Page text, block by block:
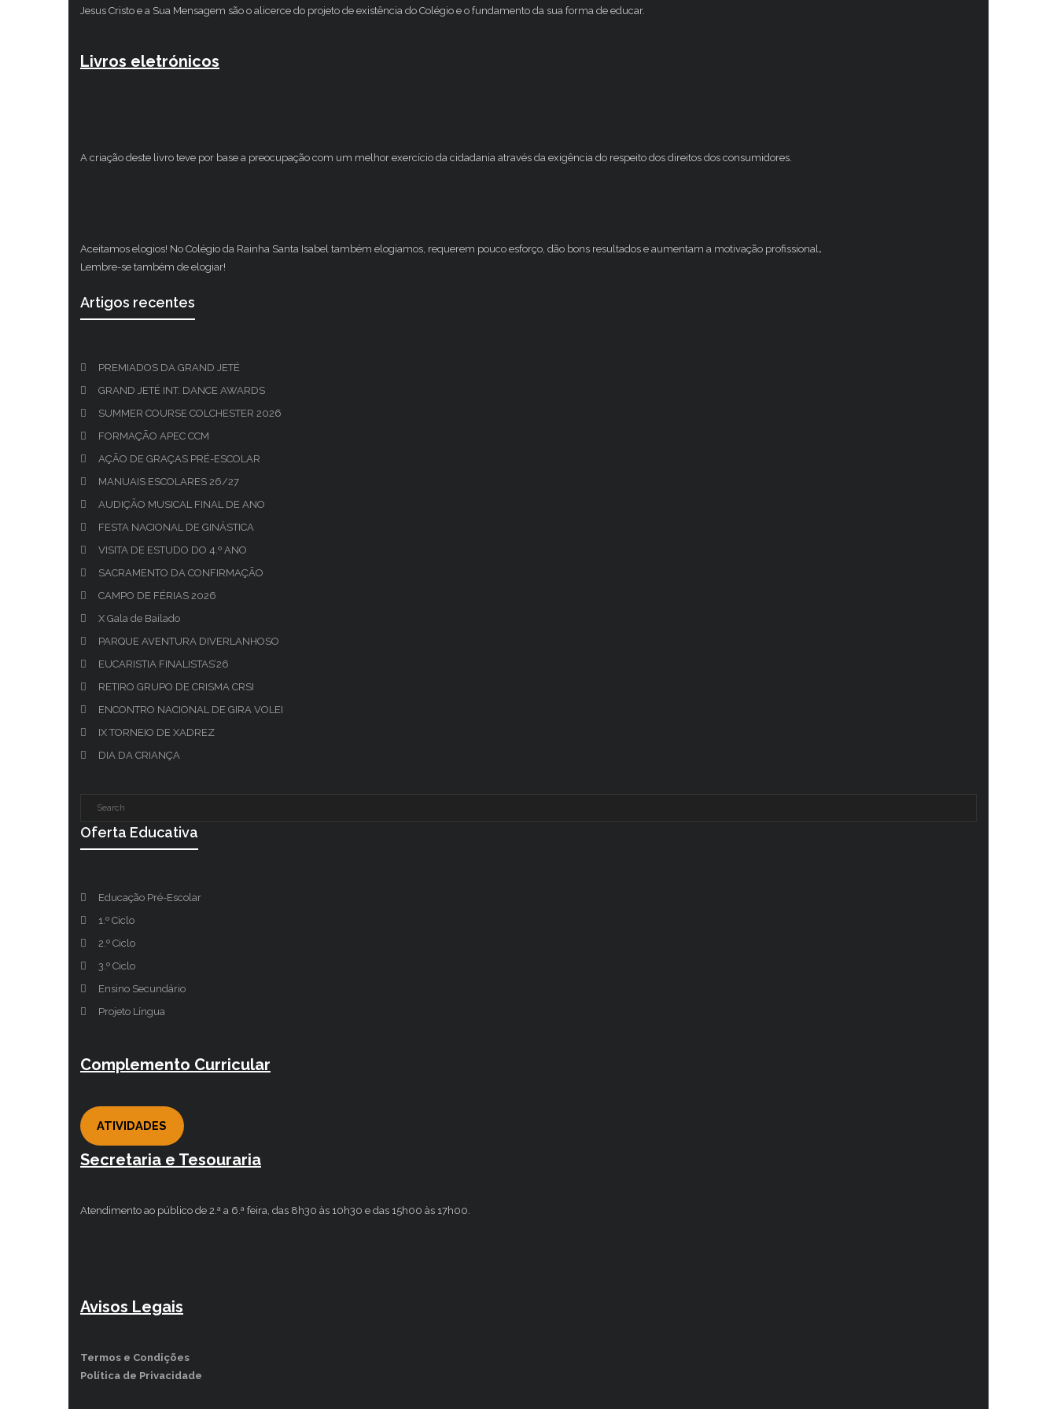
Jesus Cristo e a Sua Mensagem são o alicerce do projeto de existência do Colégio e o fundamento da sua forma de educar.
Livros eletrónicos
A criação deste livro teve por base a preocupação com um melhor exercício da cidadania através da exigência do respeito dos direitos dos consumidores.
Aceitamos elogios! No Colégio da Rainha Santa Isabel também elogiamos, requerem pouco esforço, dão bons resultados e aumentam a motivação profissional.
Lembre-se também de elogiar!
Artigos recentes
PREMIADOS DA GRAND JETÉ
GRAND JETÉ INT. DANCE AWARDS
SUMMER COURSE COLCHESTER 2026
FORMAÇÃO APEC CCM
AÇÃO DE GRAÇAS PRÉ-ESCOLAR
MANUAIS ESCOLARES 26/27
AUDIÇÃO MUSICAL FINAL DE ANO
FESTA NACIONAL DE GINÁSTICA
VISITA DE ESTUDO DO 4.º ANO
SACRAMENTO DA CONFIRMAÇÃO
CAMPO DE FÉRIAS 2026
X Gala de Bailado
PARQUE AVENTURA DIVERLANHOSO
EUCARISTIA FINALISTAS’26
RETIRO GRUPO DE CRISMA CRSI
ENCONTRO NACIONAL DE GIRA VOLEI
IX TORNEIO DE XADREZ
DIA DA CRIANÇA
Oferta Educativa
Educação Pré-Escolar
1.º Ciclo
2.º Ciclo
3.º Ciclo
Ensino Secundário
Projeto Língua
Complemento Curricular
ATIVIDADES
Secretaria e Tesouraria
Atendimento ao público de 2.ª a 6.ª feira, das 8h30 às 10h30 e das 15h00 às 17h00.
Avisos Legais
Termos e Condições
Política de Privacidade